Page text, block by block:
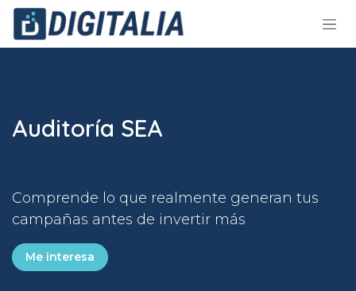
Ir al contenido
Auditoría SEA
Comprende lo que realmente generan tus
campañas antes de invertir más
Me interesa